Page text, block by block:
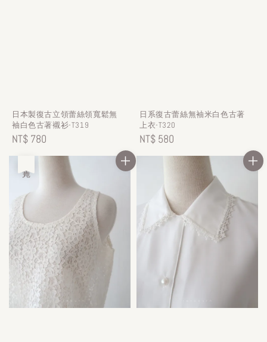
日本製復古立領蕾絲領寬鬆無
袖白色古著襯衫-T319
Regular
price
NT$ 780
日系復古蕾絲無袖米白色古著
上衣-T320
Regular
price
NT$ 580